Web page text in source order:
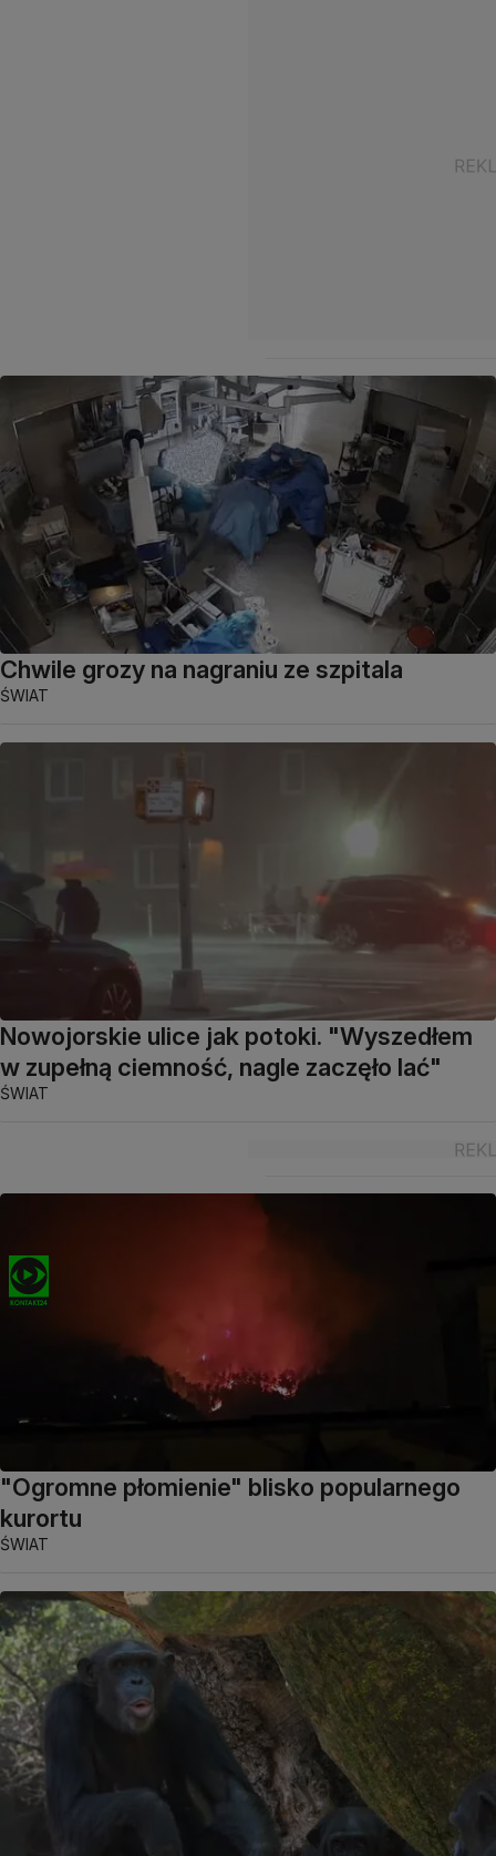
Chwile grozy na nagraniu ze szpitala
ŚWIAT
Nowojorskie ulice jak potoki. "Wyszedłem
w zupełną ciemność, nagle zaczęło lać"
ŚWIAT
"Ogromne płomienie" blisko popularnego
kurortu
ŚWIAT